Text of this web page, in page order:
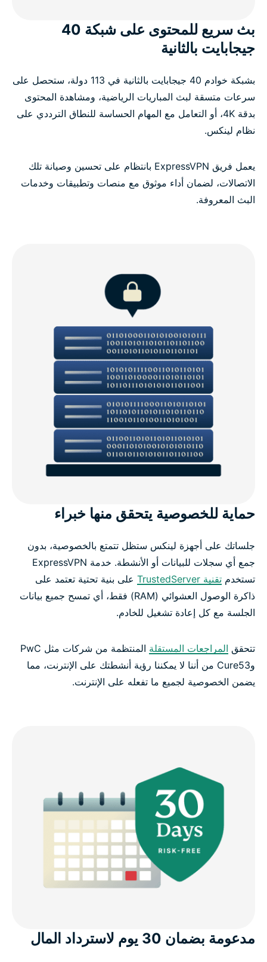
بث سريع للمحتوى على شبكة 40
جيجابايت بالثانية
بشبكة خوادم 40 جيجابايت بالثانية في 113 دولة، ستحصل على
سرعات متسقة لبث المباريات الرياضية، ومشاهدة المحتوى
بدقة 4K، أو التعامل مع المهام الحساسة للنطاق الترددي على
نظام لينكس.
يعمل فريق ExpressVPN بانتظام على تحسين وصيانة تلك
الاتصالات، لضمان أداء موثوق مع منصات وتطبيقات وخدمات
البث المعروفة.
حماية للخصوصية يتحقق منها خبراء
جلساتك على أجهزة لينكس ستظل تتمتع بالخصوصية، بدون
جمع أي سجلات للبيانات أو الأنشطة. خدمة ExpressVPN
تستخدم تقنية TrustedServer
على بنية تحتية تعتمد على
ذاكرة الوصول العشوائي (RAM) فقط، أي تمسح جميع بيانات
الجلسة مع كل إعادة تشغيل للخادم.
تتحقق المراجعات المستقلة
المنتظمة من شركات مثل PwC
وCure53 من أننا لا يمكننا رؤية أنشطتك على الإنترنت، مما
يضمن الخصوصية لجميع ما تفعله على الإنترنت.
مدعومة بضمان 30 يوم لاسترداد المال